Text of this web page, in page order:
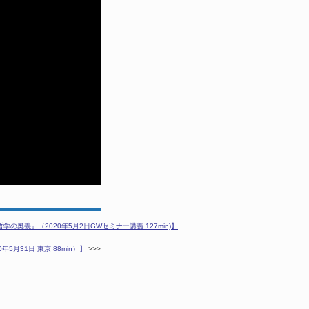
の奥義』（2020年5月2日GWセミナー講義 127min)】
5月31日 東京 88min）】 >>>